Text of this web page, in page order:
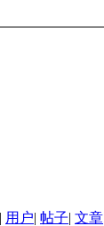
| 用户| 帖子| 文章